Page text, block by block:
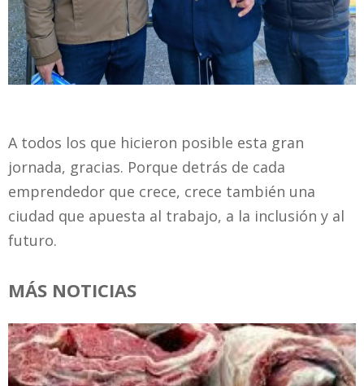
A todos los que hicieron posible esta gran
jornada, gracias. Porque detrás de cada
emprendedor que crece, crece también una
ciudad que apuesta al trabajo, a la inclusión y al
futuro.
MÁS NOTICIAS